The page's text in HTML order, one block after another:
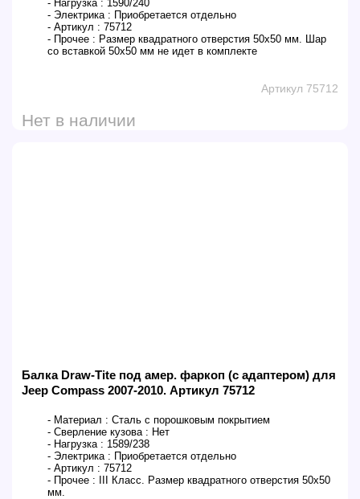
- Нагрузка : 1590/240
- Электрика : Приобретается отдельно
- Артикул : 75712
- Прочее : Размер квадратного отверстия 50х50 мм. Шар
со вставкой 50x50 мм не идет в комплекте
Артикул 75712
Нет в наличии
Балка Draw-Tite под амер. фаркоп (с адаптером) для
Jeep Compass 2007-2010. Артикул 75712
- Материал : Сталь с порошковым покрытием
- Сверление кузова : Нет
- Нагрузка : 1589/238
- Электрика : Приобретается отдельно
- Артикул : 75712
- Прочее :
III Класс. Размер квадратного отверстия 50х50
мм.